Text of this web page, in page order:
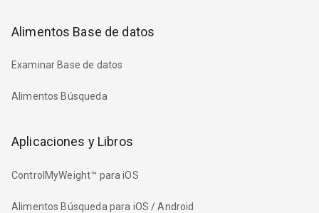
Alimentos Base de datos
Examinar Base de datos
Alimentos Búsqueda
Aplicaciones y Libros
ControlMyWeight™ para iOS
Alimentos Búsqueda para iOS / Android